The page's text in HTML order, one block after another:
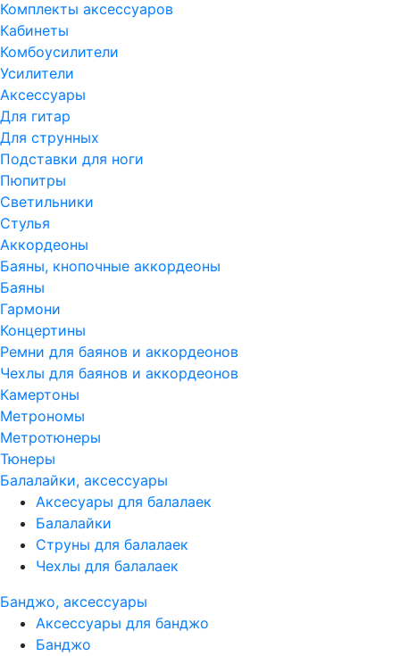
Комплекты аксессуаров
Кабинеты
Комбоусилители
Усилители
Аксессуары
Для гитар
Для струнных
Подставки для ноги
Пюпитры
Светильники
Стулья
Аккордеоны
Баяны, кнопочные аккордеоны
Баяны
Гармони
Концертины
Ремни для баянов и аккордеонов
Чехлы для баянов и аккордеонов
Камертоны
Метрономы
Метротюнеры
Тюнеры
Балалайки, аксессуары
Аксесуары для балалаек
Балалайки
Струны для балалаек
Чехлы для балалаек
Банджо, аксессуары
Аксессуары для банджо
Банджо